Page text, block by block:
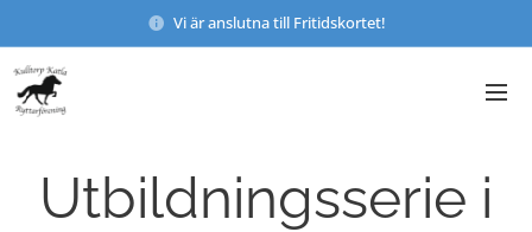
Vi är anslutna till Fritidskortet!
Utbildningsserie i